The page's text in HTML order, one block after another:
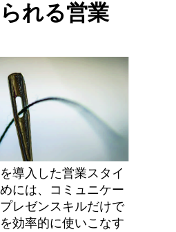
れる営業
導入した営業スタイ
には、コミュニケー
レゼンスキルだけで
効率的に使いこなす